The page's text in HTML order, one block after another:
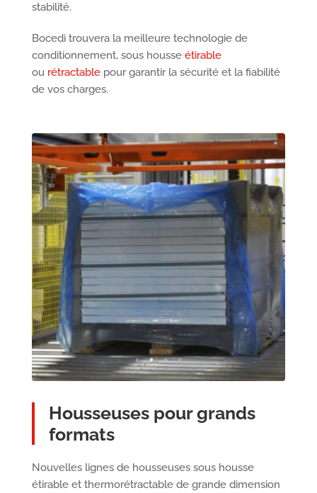
stabilité.
Bocedi trouvera la meilleure technologie de
conditionnement, sous housse étirable
ou rétractablepour garantir la sécurité et la fiabilité
de vos charges.
Housseuses pour grands
formats
Nouvelles lignes de housseuses sous housse
étirable et thermorétractable de grande dimension